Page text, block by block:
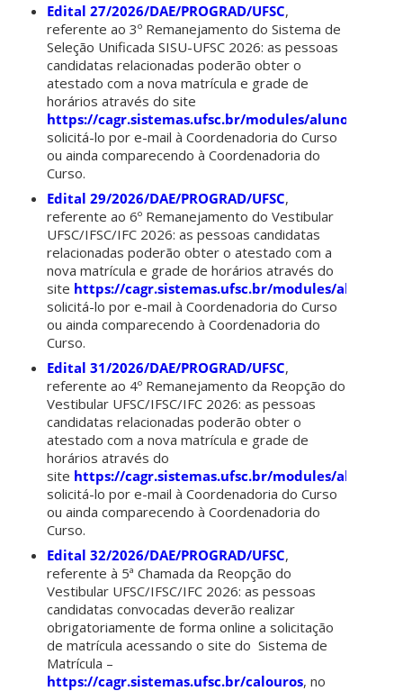
Edital 27/2026/DAE/PROGRAD/UFSC,
referente ao 3º Remanejamento do Sistema de
Seleção Unificada SISU-UFSC 2026: as pessoas
candidatas relacionadas poderão obter o
atestado com a nova matrícula e grade de
horários através do site
https://cagr.sistemas.ufsc.br/modules/aluno
solicitá-lo por e-mail à Coordenadoria do Curso
ou ainda comparecendo à Coordenadoria do
Curso.
Edital 29/2026/DAE/PROGRAD/UFSC,
referente ao 6º Remanejamento do Vestibular
UFSC/IFSC/IFC 2026: as pessoas candidatas
relacionadas poderão obter o atestado com a
nova matrícula e grade de horários através do
site https://cagr.sistemas.ufsc.br/modules/aluno
solicitá-lo por e-mail à Coordenadoria do Curso
ou ainda comparecendo à Coordenadoria do
Curso.
Edital 31/2026/DAE/PROGRAD/UFSC,
referente ao 4º Remanejamento da Reopção do
Vestibular UFSC/IFSC/IFC 2026: as pessoas
candidatas relacionadas poderão obter o
atestado com a nova matrícula e grade de
horários através do
site https://cagr.sistemas.ufsc.br/modules/aluno
solicitá-lo por e-mail à Coordenadoria do Curso
ou ainda comparecendo à Coordenadoria do
Curso.
Edital 32/2026/DAE/PROGRAD/UFSC,
referente à 5ª Chamada da Reopção do
Vestibular UFSC/IFSC/IFC 2026: as pessoas
candidatas convocadas deverão realizar
obrigatoriamente de forma online a solicitação
de matrícula acessando o site do Sistema de
Matrícula –
https://cagr.sistemas.ufsc.br/calouros, no